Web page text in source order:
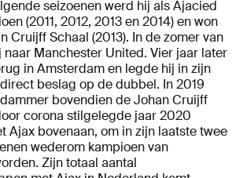
seizoenen werd hij als Ajacied
(2011, 2012, 2013 en 2014) en won
Cruijff Schaal (2013). In de zomer van
naar Manchester United. Vier jaar later
in Amsterdam en legde hij in zijn
beslag op de dubbel. In 2019
bovendien de Johan Cruijff
corona stilgelegde jaar 2020
Ajax bovenaan, om in zijn laatste twee
wederom kampioen van
Zijn totaal aantal